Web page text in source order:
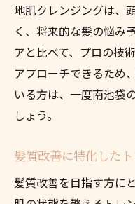
地肌クレンジングは、
く、将来的な髪の悩み
アと比べて、プロの技
アプローチできるため
いる方は、一度南池袋
しょう。
髪質改善に特化した
髪質改善を目指す方に